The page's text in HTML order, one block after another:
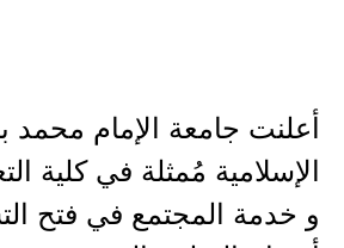
أعلنت جامعة الإمام
الإسلامية مُمثلة في كلية
و خدمة المجتمع في فتح